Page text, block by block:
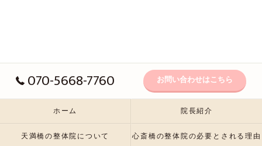
070-5668-7760 お問い合わせはこちら
ホーム 院長紹介
天満橋の整体院について 心斎橋の整体院の必要とされる理由